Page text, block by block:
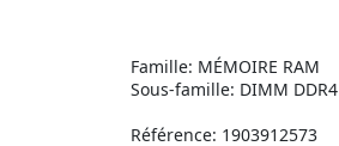
Famille: MÉMOIRE RAM
Sous-famille: DIMM DDR4
Référence: 1903912573